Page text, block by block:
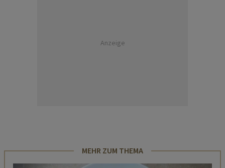
Anzeige
MEHR ZUM THEMA